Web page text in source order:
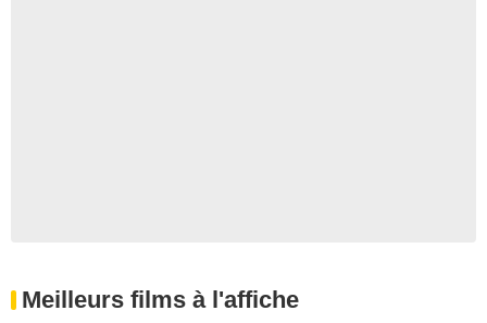
Meilleurs films à l'affiche